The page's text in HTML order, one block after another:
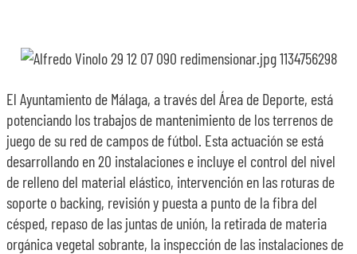
El Ayuntamiento de Málaga, a través del Área de Deporte, está
potenciando los trabajos de mantenimiento de los terrenos de
juego de su red de campos de fútbol. Esta actuación se está
desarrollando en 20 instalaciones e incluye el control del nivel
de relleno del material elástico, intervención en las roturas de
soporte o backing, revisión y puesta a punto de la fibra del
césped, repaso de las juntas de unión, la retirada de materia
orgánica vegetal sobrante, la inspección de las instalaciones de